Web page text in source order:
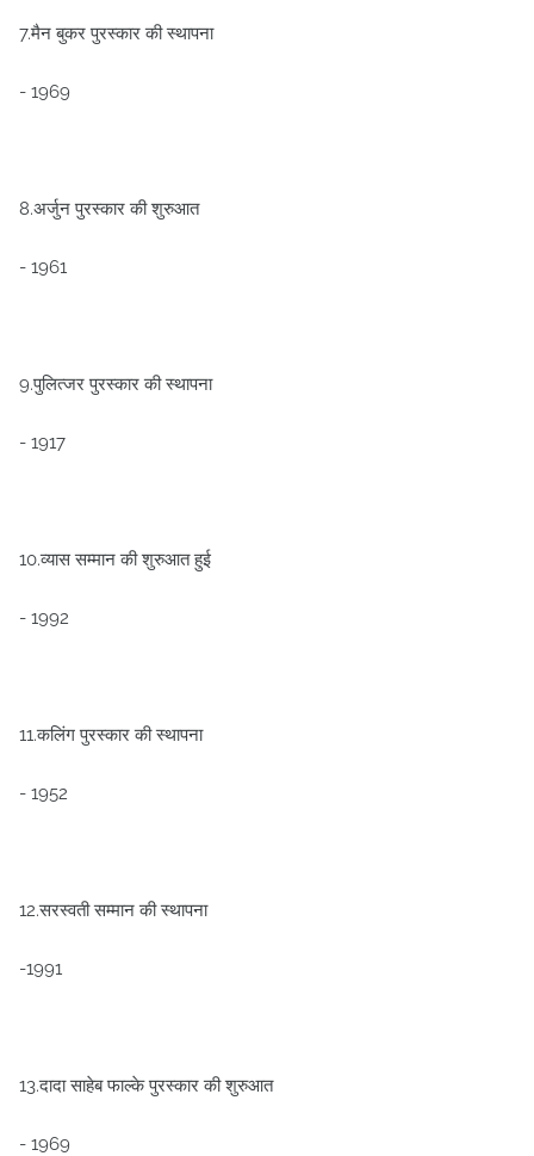
7.मैन बुकर पुरस्कार की स्थापना
- 1969
8.अर्जुन पुरस्कार की शुरुआत
- 1961
9.पुलित्जर पुरस्कार की स्थापना
- 1917
10.व्यास सम्मान की शुरुआत हुई
- 1992
11.कलिंग पुरस्कार की स्थापना
- 1952
12.सरस्वती सम्मान की स्थापना
-1991
13.दादा साहेब फाल्के पुरस्कार की शुरुआत
- 1969